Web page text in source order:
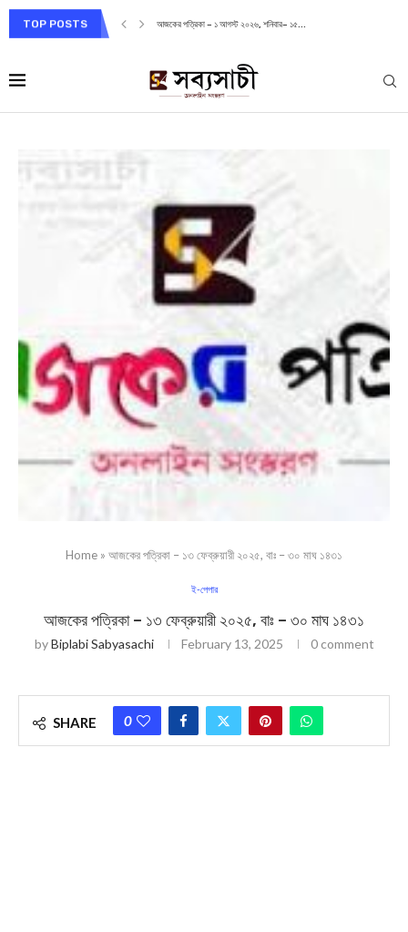
TOP POSTS আজকের পত্রিকা – ১ আগস্ট ২০২৬, শনিবার– ১৫...
Home » আজকের পত্রিকা – ১৩ ফেব্রুয়ারী ২০২৫, বাঃ – ৩০ মাঘ ১৪৩১
ই-পেপার
আজকের পত্রিকা – ১৩ ফেব্রুয়ারী ২০২৫, বাঃ – ৩০ মাঘ ১৪৩১
byBiplabi Sabyasachi February 13, 2025 0 comment
SHARE 0